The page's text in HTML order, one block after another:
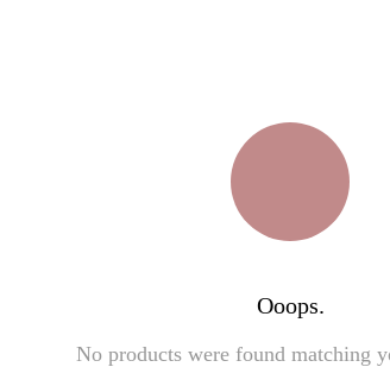
Ooops.
No products were found matching